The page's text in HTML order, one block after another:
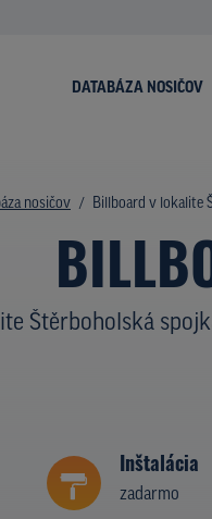
DATABÁZA NOSIČOV
nosičov Billboard v lokalite
Štěrboholská
Inštalácia
zadarmo